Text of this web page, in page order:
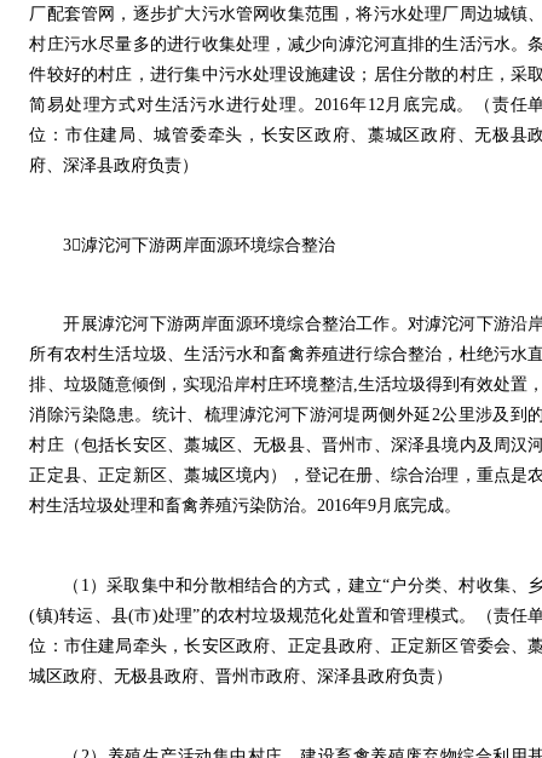
厂配套管网，逐步扩大污水管网收集范围，将污水处理厂周边城镇
村庄污水尽量多的进行收集处理，减少向滹沱河直排的生活污水。
件较好的村庄，进行集中污水处理设施建设；居住分散的村庄，采
简易处理方式对生活污水进行处理。2016年12月底完成。（责任
位：市住建局、城管委牵头，长安区政府、藁城区政府、无极县
府、深泽县政府负责）
3滹沱河下游两岸面源环境综合整治
开展滹沱河下游两岸面源环境综合整治工作。对滹沱河下游沿
所有农村生活垃圾、生活污水和畜禽养殖进行综合整治，杜绝污水
排、垃圾随意倾倒，实现沿岸村庄环境整洁,生活垃圾得到有效处置
消除污染隐患。统计、梳理滹沱河下游河堤两侧外延2公里涉及到
村庄（包括长安区、藁城区、无极县、晋州市、深泽县境内及周汉
正定县、正定新区、藁城区境内），登记在册、综合治理，重点是
村生活垃圾处理和畜禽养殖污染防治。2016年9月底完成。
（1）采取集中和分散相结合的方式，建立“户分类、村收集、
(镇)转运、县(市)处理”的农村垃圾规范化处置和管理模式。（责任
位：市住建局牵头，长安区政府、正定县政府、正定新区管委会、
城区政府、无极县政府、晋州市政府、深泽县政府负责）